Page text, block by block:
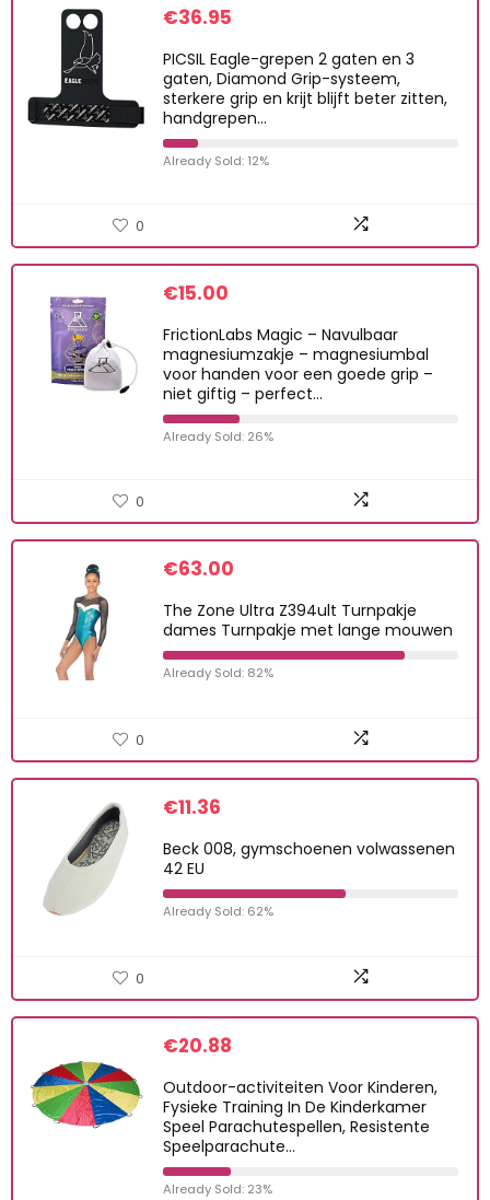
€36.95
PICSIL Eagle-grepen 2 gaten en 3
gaten, Diamond Grip-systeem,
sterkere grip en krijt blijft beter zitten,
handgrepen…
Already Sold: 12%
0
€15.00
FrictionLabs Magic – Navulbaar
magnesiumzakje – magnesiumbal
voor handen voor een goede grip –
niet giftig – perfect…
Already Sold: 26%
0
€63.00
The Zone Ultra Z394ult Turnpakje
dames Turnpakje met lange mouwen
Already Sold: 82%
0
€11.36
Beck 008, gymschoenen volwassenen
42 EU
Already Sold: 62%
0
€20.88
Outdoor-activiteiten Voor Kinderen,
Fysieke Training In De Kinderkamer
Speel Parachutespellen, Resistente
Speelparachute…
Already Sold: 23%